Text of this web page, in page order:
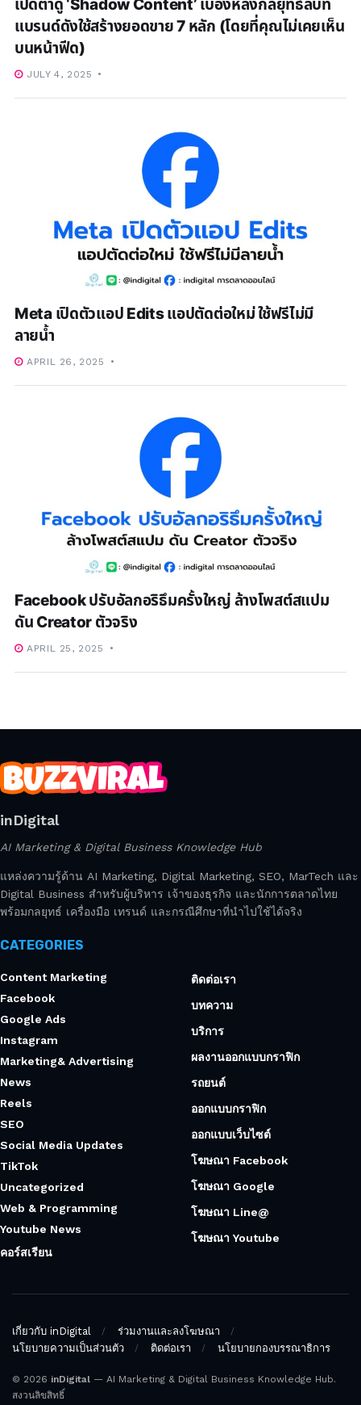
เปิดตาดู ‘Shadow Content’ เบื้องหลังกลยุทธ์ลับที่
แบรนด์ดังใช้สร้างยอดขาย 7 หลัก (โดยที่คุณไม่เคยเห็น
บนหน้าฟีด)
JULY 4, 2025
Meta เปิดตัวแอป Edits แอปตัดต่อใหม่ ใช้ฟรีไม่มี
ลายน้ำ
APRIL 26, 2025
Facebook ปรับอัลกอริธึมครั้งใหญ่ ล้างโพสต์สแปม
ดัน Creator ตัวจริง
APRIL 25, 2025
inDigital
AI Marketing & Digital Business Knowledge Hub
แหล่งความรู้ด้าน AI Marketing, Digital Marketing, SEO, MarTech และ
Digital Business สำหรับผู้บริหาร เจ้าของธุรกิจ และนักการตลาดไทย
พร้อมกลยุทธ์ เครื่องมือ เทรนด์ และกรณีศึกษาที่นำไปใช้ได้จริง
CATEGORIES
Content Marketing
Facebook
Google Ads
Instagram
Marketing& Advertising
News
Reels
SEO
Social Media Updates
TikTok
Uncategorized
Web & Programming
Youtube News
คอร์สเรียน
ติดต่อเรา
บทความ
บริการ
ผลงานออกแบบกราฟิก
รถยนต์
ออกแบบกราฟิก
ออกแบบเว็บไซต์
โฆษณา Facebook
โฆษณา Google
โฆษณา Line@
โฆษณา Youtube
เกี่ยวกับ inDigital
ร่วมงานและลงโฆษณา
นโยบายความเป็นส่วนตัว
ติดต่อเรา นโยบายกองบรรณาธิการ
© 2026 inDigital — AI Marketing & Digital Business Knowledge Hub.
สงวนลิขสิทธิ์